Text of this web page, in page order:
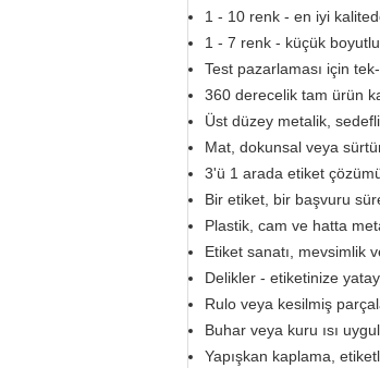
1 - 10 renk - en iyi
1 - 7 renk - küçük
Test pazarlaması için
360 derecelik tam ürün
Üst düzey metalik,
Mat, dokunsal veya
3'ü 1 arada etiket
Bir etiket, bir başvuru
Plastik, cam ve hatta
Etiket sanatı, mevsimlik
Delikler - etiketinize
Rulo veya kesilmiş
Buhar veya kuru ısı
Yapışkan kaplama,